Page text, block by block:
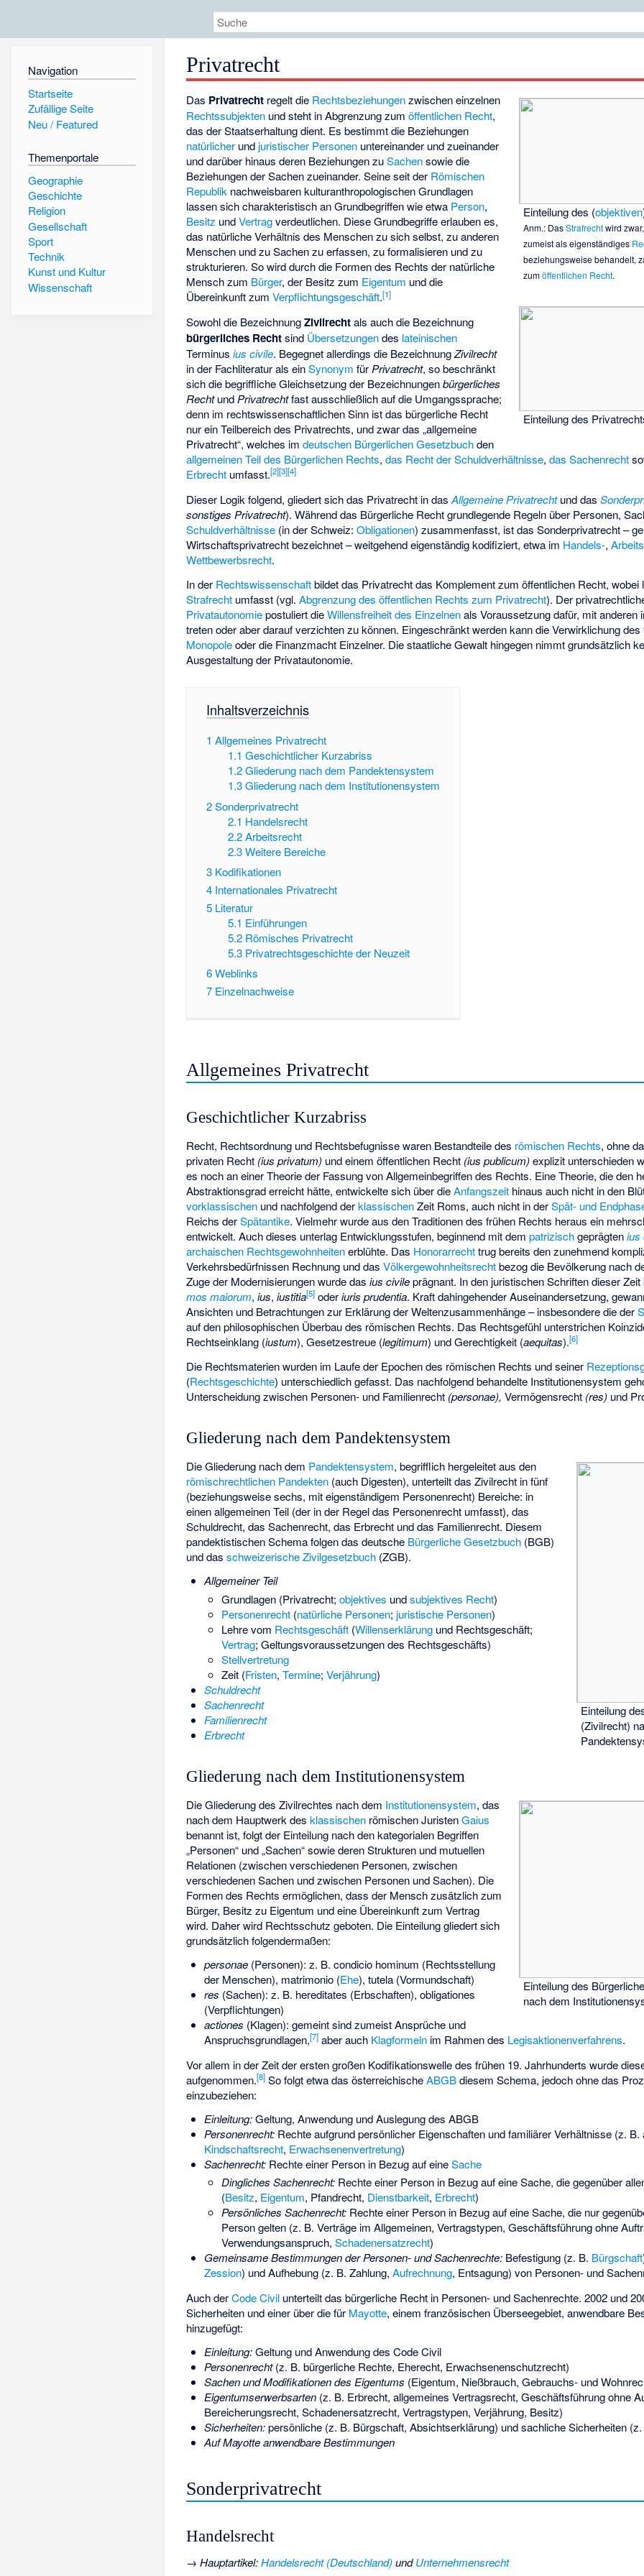
Navigation
Startseite
Zufällige Seite
Neu / Featured
Themenportale
Geographie
Geschichte
Religion
Gesellschaft
Sport
Technik
Kunst und Kultur
Wissenschaft
Privatrecht
Einteilung des (objektiven
Anm.: DasStrafrechtwird
zumeist als eigenständiges
beziehungsweise behandelt,
zumöffentlichen Recht.
Einteilung des
Das Privatrecht regelt die Rechtsbeziehungenzwischen einzelnen
Rechtssubjekten und steht in Abgrenzung zumöffentlichen Recht,
das der Staatserhaltung dient. Es bestimmt die Beziehungen
natürlicher und juristischer Personen untereinander und zueinander
und darüber hinaus deren Beziehungen zuSachensowie die
Beziehungen der Sachen zueinander. Seine seit der Römischen
Republik nachweisbaren kulturanthropologischen Grundlagen
lassen sich charakteristisch an Grundbegriffen wie etwa Person,
Besitz undVertragverdeutlichen. Diese Grundbegriffe erlauben es,
das natürliche Verhältnis des Menschen zu sich selbst, zu anderen
Menschen und zu Sachen zu erfassen, zu formalisieren und zu
strukturieren. So wird durch die Formen des Rechts der natürliche
Mensch zum Bürger, der Besitz zum Eigentum und die
Übereinkunft zumVerpflichtungsgeschäft.[1]
Sowohl die BezeichnungZivilrechtals auch die Bezeichnung
bürgerliches Rechtsind Übersetzungendes lateinischen
Terminusius civile. Begegnet allerdings die BezeichnungZivilrecht
in der Fachliteratur als einSynonym für Privatrecht, so beschränkt
sich die begriffliche Gleichsetzung der Bezeichnungenbürgerliches
Rechtund Privatrechtfast ausschließlich auf die Umgangssprache;
denn im rechtswissenschaftlichen Sinn ist das bürgerliche Recht
nur ein Teilbereich des Privatrechts, und zwar das „allgemeine
Privatrecht“, welches imdeutschen Bürgerlichen Gesetzbuchden
allgemeinen Teil des Bürgerlichen Rechts,das Recht der Schuldverhältnisse,das Sachenrecht
Erbrecht umfasst.[2][3][4]
Dieser Logik folgend, gliedert sich das Privatrecht in dasAllgemeine Privatrechtund das
sonstiges Privatrecht). Während das Bürgerliche Recht grundlegende Regeln über Personen,
Schuldverhältnisse (in der Schweiz:Obligationen) zusammenfasst, ist das Sonderprivatrecht –
Wirtschaftsprivatrechtbezeichnet – weitgehend eigenständig kodifiziert, etwa im Handels-,
Wettbewerbsrecht.
In der Rechtswissenschaftbildet das Privatrecht das Komplement zum öffentlichen Recht, wobei
Strafrecht umfasst (vgl.Abgrenzung des öffentlichen Rechts zum Privatrecht). Der
Privatautonomiepostuliert dieWillensfreiheit des Einzelnenals Voraussetzung dafür, mit anderen
treten oder aber darauf verzichten zu können. Eingeschränkt werden kann die Verwirklichung
Monopoleoder die Finanzmacht Einzelner. Die staatliche Gewalt hingegen nimmt grundsätzlich
Ausgestaltung der Privatautonomie.
Inhaltsverzeichnis
1 Allgemeines Privatrecht
1.1 Geschichtlicher Kurzabriss
1.2 Gliederung nach dem Pandektensystem
1.3 Gliederung nach dem Institutionensystem
2Sonderprivatrecht
2.1 Handelsrecht
2.2 Arbeitsrecht
2.3 Weitere Bereiche
3 Kodifikationen
4 Internationales Privatrecht
5 Literatur
5.1 Einführungen
5.2 Römisches Privatrecht
5.3 Privatrechtsgeschichte der Neuzeit
6Weblinks
7 Einzelnachweise
Allgemeines Privatrecht
Geschichtlicher Kurzabriss
Recht, Rechtsordnung und Rechtsbefugnisse waren Bestandteile des römischen Rechts, ohne
privaten Recht (ius privatum) und einem öffentlichen Recht (ius publicum)explizit unterschieden
es noch an einer Theorie der Fassung von Allgemeinbegriffen des Rechts. Eine Theorie, die den
Abstraktionsgrad erreicht hätte, entwickelte sich über dieAnfangszeit hinaus auch nicht in den
vorklassischen und nachfolgend derklassischenZeit Roms, auch nicht in derSpät- und
Reichs derSpätantike. Vielmehr wurde aus den Traditionen des frühen Rechts heraus ein
entwickelt. Auch dieses unterlag Entwicklungsstufen, beginnend mit dempatrizischgeprägtenius
archaischen Rechtsgewohnheitenerblühte. Das Honorarrechttrug bereits den zunehmend
Verkehrsbedürfnissen Rechnung und dasVölkergewohnheitsrechtbezog die Bevölkerung nach
Zuge der Modernisierungen wurde dasius civileprägnant. In den juristischen Schriften dieser
mos maiorum,ius,iustitia[5] oderiuris prudentia. Kraft dahingehender Auseinandersetzung,
Ansichten und Betrachtungen zur Erklärung der Weltenzusammenhänge – insbesondere die der
auf den philosophischen Überbaudes römischen Rechts. Das Rechtsgefühl unterstrichen
Rechtseinklang (iustum), Gesetzestreue (legitimum) und Gerechtigkeit (aequitas).[6]
Die Rechtsmaterien wurden im Laufe der Epochen des römischen Rechts und seiner
(Rechtsgeschichte) unterschiedlich gefasst. Das nachfolgend behandelte Institutionensystem
Unterscheidung zwischen Personen- und Familienrecht (personae), Vermögensrecht (res) und
Gliederung nach dem Pandektensystem
Einteilung
(Zivilrecht)
Die Gliederung nach dem Pandektensystem, begrifflich hergeleitet aus den
römischrechtlichen Pandekten (auch Digesten), unterteilt das Zivilrecht in fünf
(beziehungsweise sechs, mit eigenständigem Personenrecht) Bereiche: in
einen allgemeinen Teil (der in der Regel das Personenrecht umfasst), das
Schuldrecht, das Sachenrecht, das Erbrecht und das Familienrecht. Diesem
pandektistischen Schema folgen das deutsche Bürgerliche Gesetzbuch (BGB)
und dasschweizerische Zivilgesetzbuch (ZGB).
Allgemeiner Teil
Grundlagen (Privatrecht; objektives undsubjektives Recht)
Personenrecht (natürliche Personen; juristische Personen)
Lehre vom Rechtsgeschäft (Willenserklärung und Rechtsgeschäft;
Vertrag; Geltungsvoraussetzungen des Rechtsgeschäfts)
Stellvertretung
Zeit (Fristen, Termine; Verjährung)
Schuldrecht
Sachenrecht
Familienrecht
Erbrecht
Gliederung nach dem Institutionensystem
Einteilung des
nach dem
Die Gliederung des Zivilrechtes nach dem Institutionensystem, das
nach dem Hauptwerk desklassischen römischen JuristenGaius
benannt ist, folgt der Einteilung nach den kategorialen Begriffen
„Personen“ und „Sachen“ sowie deren Strukturen und mutuellen
Relationen (zwischen verschiedenen Personen, zwischen
verschiedenen Sachen und zwischen Personen und Sachen). Die
Formen des Rechts ermöglichen, dass der Mensch zusätzlich zum
Bürger, Besitz zu Eigentum und eine Übereinkunft zum Vertrag
wird. Daher wird Rechtsschutz geboten. Die Einteilung gliedert sich
grundsätzlich folgendermaßen:
personae(Personen): z. B. condicio hominum (Rechtsstellung
der Menschen), matrimonio (Ehe), tutela (Vormundschaft)
res (Sachen): z. B. hereditates (Erbschaften), obligationes
(Verpflichtungen)
actiones (Klagen): gemeint sind zumeist Ansprüche und
Anspruchsgrundlagen,[7]aber auch Klagformelnim Rahmen des Legisaktionenverfahrens.
Vor allem in der Zeit der ersten großen Kodifikationswelle des frühen 19. Jahrhunderts wurde
aufgenommen.[8] So folgt etwa das österreichischeABGBdiesem Schema, jedoch ohne das
einzubeziehen:
Einleitung:Geltung, Anwendung und Auslegung des ABGB
Personenrecht:Rechte aufgrund persönlicher Eigenschaften und familiärer Verhältnisse (z. B.
Kindschaftsrecht, Erwachsenenvertretung)
Sachenrecht:Rechte einer Person in Bezug auf eineSache
Dingliches Sachenrecht: Rechte einer Person in Bezug auf eine Sache, die gegenüber
(Besitz, Eigentum, Pfandrecht, Dienstbarkeit, Erbrecht)
Persönliches Sachenrecht: Rechte einer Person in Bezug auf eine Sache, die nur
Person gelten (z. B. Verträge im Allgemeinen, Vertragstypen, Geschäftsführung ohne
Verwendungsanspruch, Schadenersatzrecht)
Gemeinsame Bestimmungen der Personen- und Sachenrechte:Befestigung (z. B. Bürgschaft
Zession) und Aufhebung (z. B. Zahlung, Aufrechnung, Entsagung) von Personen- und
Auch derCode Civil unterteilt das bürgerliche Recht in Personen- und Sachenrechte. 2002 und
Sicherheiten und einer über die für Mayotte, einem französischen Überseegebiet, anwendbare
hinzugefügt:
Einleitung:Geltung und Anwendung des Code Civil
Personenrecht(z. B. bürgerliche Rechte, Eherecht, Erwachsenenschutzrecht)
Sachen und Modifikationen des Eigentums (Eigentum, Nießbrauch, Gebrauchs- und
Eigentumserwerbsarten(z. B. Erbrecht, allgemeines Vertragsrecht, Geschäftsführung ohne
Bereicherungsrecht, Schadenersatzrecht, Vertragstypen, Verjährung, Besitz)
Sicherheiten:persönliche (z. B. Bürgschaft, Absichtserklärung) und sachliche Sicherheiten
Auf Mayotte anwendbare Bestimmungen
Sonderprivatrecht
Handelsrecht
→Hauptartikel:Handelsrecht (Deutschland)undUnternehmensrecht